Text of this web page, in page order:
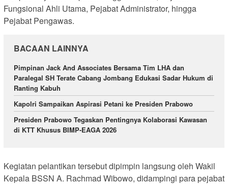
Fungsional Ahli Utama, Pejabat Administrator, hingga
Pejabat Pengawas.
BACAAN LAINNYA
Pimpinan Jack And Associates Bersama Tim LHA dan
Paralegal SH Terate Cabang Jombang Edukasi Sadar Hukum di
Ranting Kabuh
Kapolri Sampaikan Aspirasi Petani ke Presiden Prabowo
Presiden Prabowo Tegaskan Pentingnya Kolaborasi Kawasan
di KTT Khusus BIMP-EAGA 2026
Kegiatan pelantikan tersebut dipimpin langsung oleh Wakil
Kepala BSSN A. Rachmad Wibowo, didampingi para pejabat